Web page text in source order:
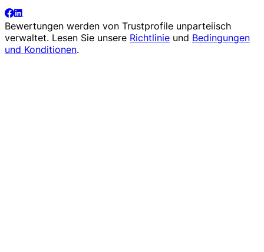
Bewertungen werden von Trustprofile unparteiisch
verwaltet. Lesen Sie unsere Richtlinie und Bedingungen
und Konditionen.